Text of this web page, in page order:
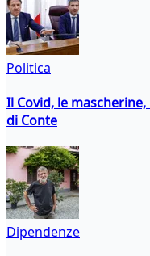
Politica
Il Covid, le
di Conte
Dipendenze